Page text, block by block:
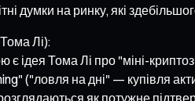
думки на ринку, які
Лі):
є ідея Тома Лі про "міні-
("ловля на дні" — купівля
розглядаються як потужне